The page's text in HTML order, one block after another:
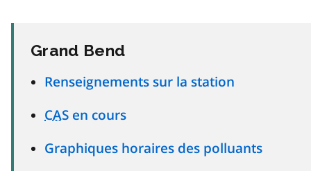
Grand Bend
Renseignements sur la station
CAS en cours
Graphiques horaires des polluants